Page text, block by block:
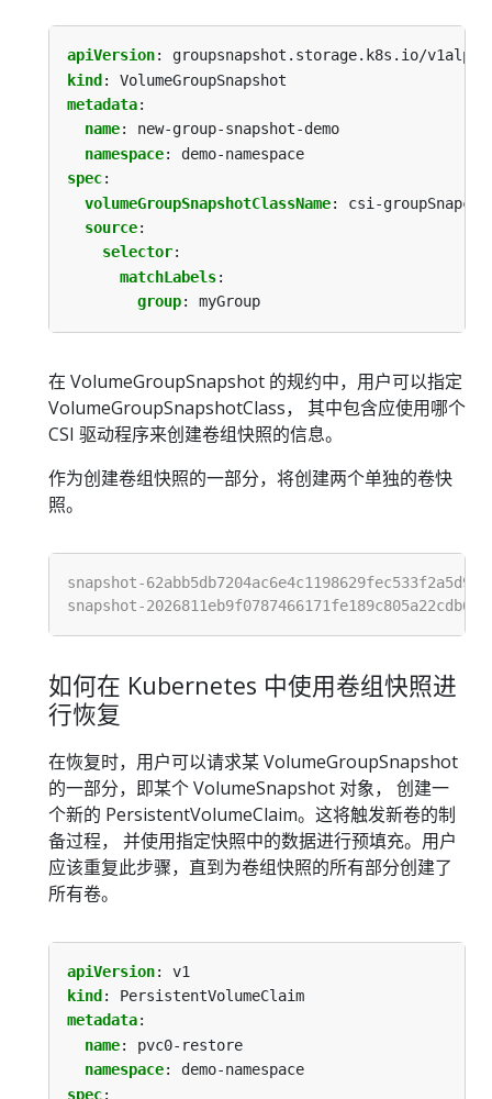
apiVersion:
groupsnapshot.storage.k8s.io/
kind:
VolumeGroupSnapshot
metadata:
name:
new-group-snapshot-demo
namespace:
demo-namespace
spec:
volumeGroupSnapshotClassName:
csi-
source:
selector:
matchLabels:
group: myGroup
在 VolumeGroupSnapshot 的规约中，用户可以指定
VolumeGroupSnapshotClass， 其中包含应使用哪个
CSI 驱动程序来创建卷组快照的信息。
作为创建卷组快照的一部分，将创建两个单独的卷快
照。
如何在 Kubernetes 中使用卷组快照进
行恢复
在恢复时，用户可以请求某 VolumeGroupSnapshot
的一部分，即某个 VolumeSnapshot 对象， 创建一
个新的 PersistentVolumeClaim。这将触发新卷的制
备过程， 并使用指定快照中的数据进行预填充。用户
应该重复此步骤，直到为卷组快照的所有部分创建了
所有卷。
apiVersion:
v1
kind :
PersistentVolumeClaim
metadata:
name:
pvc0-restore
namespace:
demo-namespace
spec: